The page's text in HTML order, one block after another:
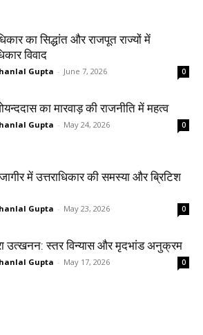
का सिद्धांत और राजपूत राज्यों में
विवाद
Gupta - June 7, 2026 0
का मारवाड़ की राजनीति में महत्व
Gupta - May 24, 2026 0
में उत्तराधिकार की समस्या और ब्रिटिश
Gupta - May 23, 2026 0
उत्खनन: स्तर विन्यास और मृदभांड अनुक्रम
Gupta - May 17, 2026 0